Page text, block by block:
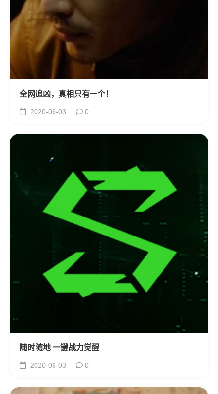
全网追凶，真相只有一个！
2020-06-03 0
随时随地 一键战力觉醒
2020-06-03 0